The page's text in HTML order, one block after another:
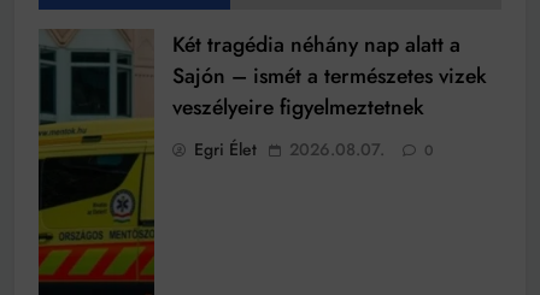
Két tragédia néhány nap alatt a
Sajón – ismét a természetes vizek
veszélyeire figyelmeztetnek
Egri Élet 2026.08.07. 0